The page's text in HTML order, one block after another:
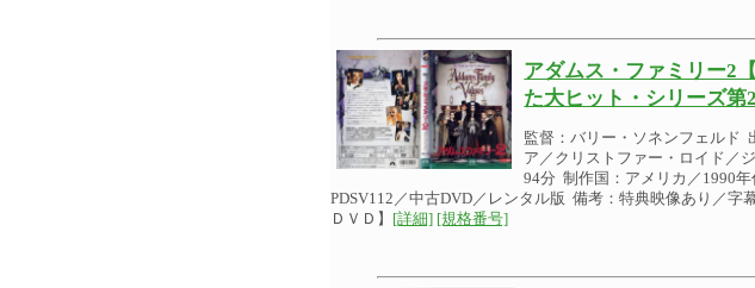
アダムス・ファミリー2
た大ヒット・シリーズ第
監督：バリー・ソネンフェルド
ア／クリストファー・ロイド／
94分 制作国：アメリカ／1990
PDSV112／中古DVD／レンタル版 備考：特典映像あり／字
ＤＶＤ】
[詳細] [規格番号]